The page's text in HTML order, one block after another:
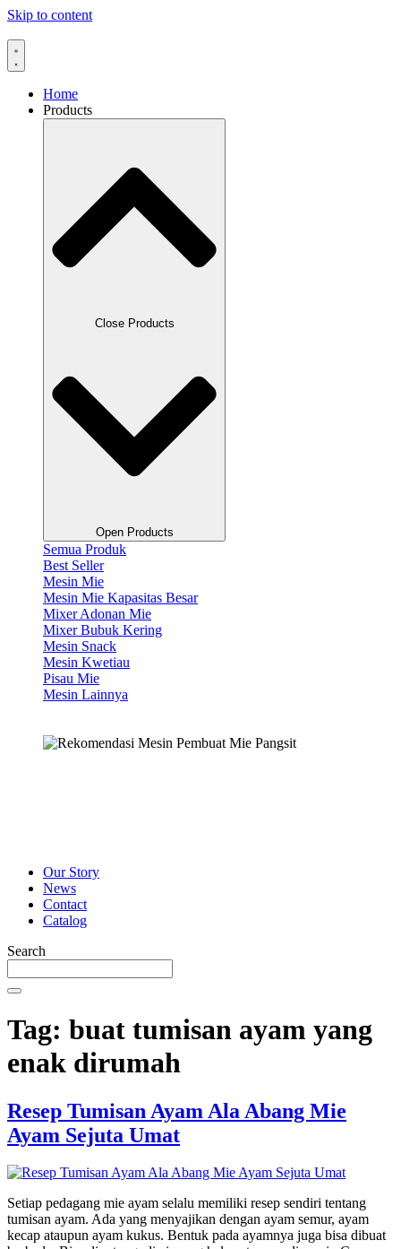
Skip to content
Home
Products
Close Products
Open Products
Semua Produk
Best Seller
Mesin Mie
Mesin Mie Kapasitas Besar
Mixer Adonan Mie
Mixer Bubuk Kering
Mesin Snack
Mesin Kwetiau
Pisau Mie
Mesin Lainnya
Our Story
News
Contact
Catalog
Search
Tag: buat tumisan ayam yang
enak dirumah
Resep Tumisan Ayam Ala Abang Mie
Ayam Sejuta Umat
Setiap pedagang mie ayam selalu memiliki resep sendiri tentang
tumisan ayam. Ada yang menyajikan dengan ayam semur, ayam
kecap ataupun ayam kukus. Bentuk pada ayamnya juga bisa dibuat